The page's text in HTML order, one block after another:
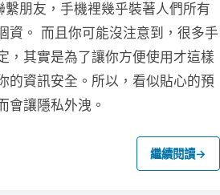
繫朋友，手機裡幾乎裝著人們所有
資。 而且你可能沒注意到，很多手
，其實是為了讓你方便使用才這樣
的資訊安全。所以，看似貼心的預
會讓隱私外洩。
繼續閱讀→